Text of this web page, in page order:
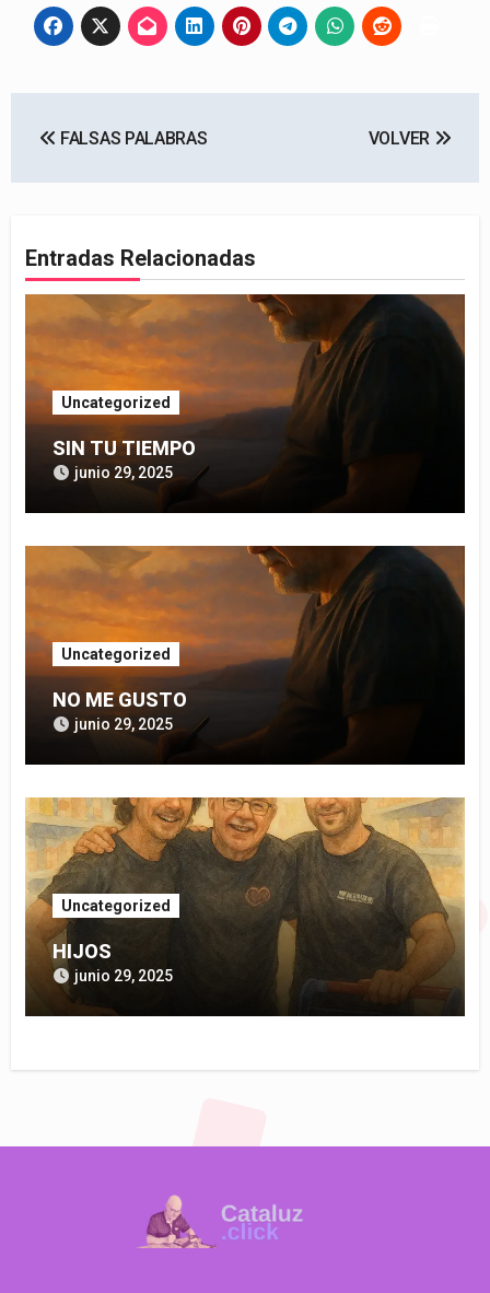
de
FALSAS PALABRAS VOLVER
Entradas Relacionadas
Uncategorized
SIN TU TIEMPO
junio 29, 2025
Uncategorized
NO ME GUSTO
junio 29, 2025
Uncategorized
HIJOS
junio 29, 2025